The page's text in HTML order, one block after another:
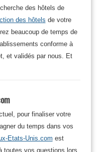
des hôtels de
des hôtels de votre
beaucoup de temps de
conforme à
et validés par nous. Et
pour finaliser votre
du temps dans vos
Etats-Unis.com est
toutes vos questions lors